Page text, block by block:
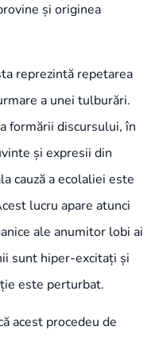
și originea
reprezintă repetarea
a unei tulburări.
formării discursului, în
și expresii din
cauză a ecolaliei este
lucru apare atunci
ale anumitor lobi ai
sunt hiper-excitați și
este perturbat.
acest procedeu de